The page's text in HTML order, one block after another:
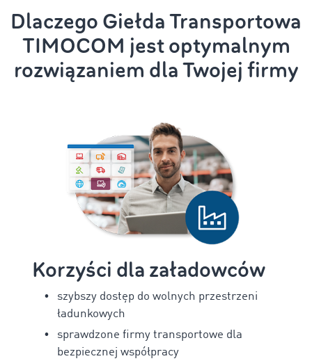
Dlaczego Giełda Transportowa
TIMOCOM jest optymalnym
rozwiązaniem dla Twojej firmy
Korzyści dla załadowców
szybszy dostęp do wolnych przestrzeni
ładunkowych
sprawdzone firmy transportowe dla
bezpiecznej współpracy